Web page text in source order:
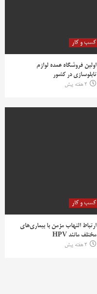
کسب و کار
اولین فروشگاه عمده لوازم
تابلوسازی در کشور
2 هفته پیش
کسب و کار
ارتباط التهاب مزمن با بیماری‌های
مختلف مانند HPV
2 هفته پیش